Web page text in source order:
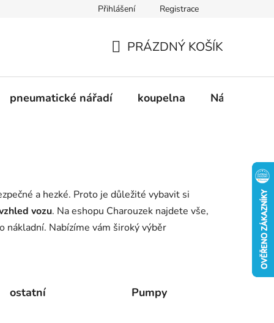
Doprava a platba Kontakty
Přihlášení Registrace
KOŠÍK
PRÁZDNÝ KOŠÍK
pneumatické nářadí koupelna Nádobí
a hezké. Proto je důležité vybavit si
vozu. Na eshopu Charouzek najdete vše,
nákladní. Nabízíme vám široký výběr
ostatní Pumpy